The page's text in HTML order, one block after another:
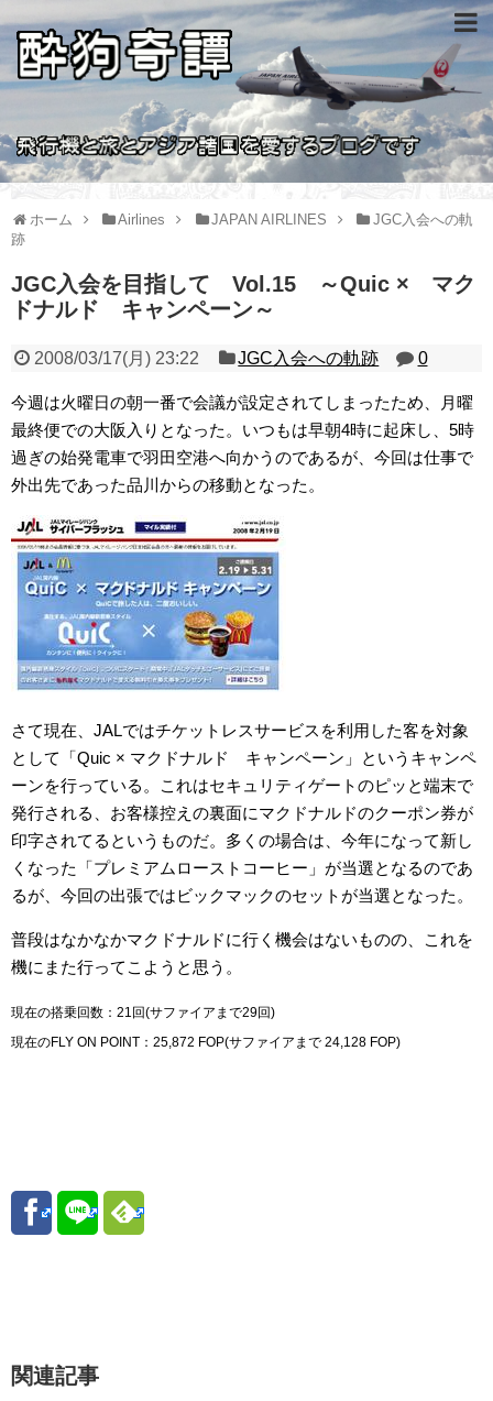
ホーム Airlines JAPAN AIRLINES
JGC入会への軌
跡
JGC入会を目指して Vol.15 ～Quic × マク
ドナルド キャンペーン～
2008/03/17(月) 23:22 JGC入会への軌跡 0
今週は火曜日の朝一番で会議が設定されてしまったため、月曜
最終便での大阪入りとなった。いつもは早朝4時に起床し、5時
過ぎの始発電車で羽田空港へ向かうのであるが、今回は仕事で
外出先であった品川からの移動となった。
さて現在、JALではチケットレスサービスを利用した客を対象
として「Quic × マクドナルド キャンペーン」というキャンペ
ーンを行っている。これはセキュリティゲートのピッと端末で
発行される、お客様控えの裏面にマクドナルドのクーポン券が
印字されてるというものだ。多くの場合は、今年になって新し
くなった「プレミアムローストコーヒー」が当選となるのであ
るが、今回の出張ではビックマックのセットが当選となった。
普段はなかなかマクドナルドに行く機会はないものの、これを
機にまた行ってこようと思う。
現在の搭乗回数：21回(サファイアまで29回)
現在のFLY ON POINT：25,872 FOP(サファイアまで 24,128 FOP)
関連記事